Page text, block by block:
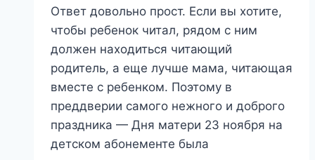
Ответ довольно прост. Если вы хотите,
чтобы ребенок читал, рядом с ним
должен находиться читающий
родитель, а еще лучше мама, читающая
вместе с ребенком. Поэтому в
преддверии самого нежного и доброго
праздника — Дня матери 23 ноября на
детском абонементе была